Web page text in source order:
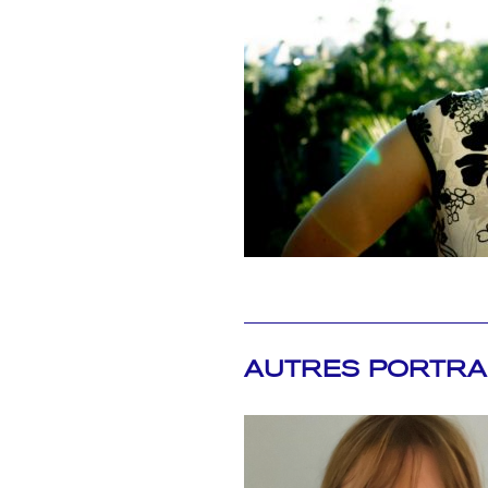
AUTRES